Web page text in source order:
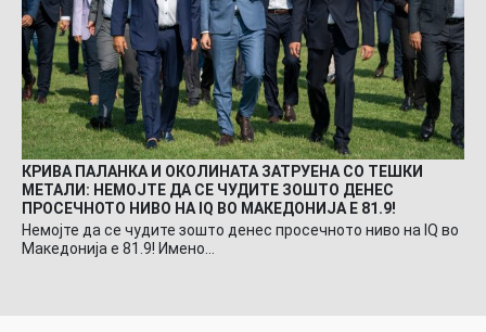
КРИВА ПАЛАНКА И ОКОЛИНАТА ЗАТРУЕНА СО ТЕШКИ
МЕТАЛИ: НЕМОЈТЕ ДА СЕ ЧУДИТЕ ЗОШТО ДЕНЕС
ПРОСЕЧНОТО НИВО НА IQ ВО МАКЕДОНИЈА Е 81.9!
Немојте да се чудите зошто денес просечното ниво на IQ во
Македонија е 81.9! Имено…